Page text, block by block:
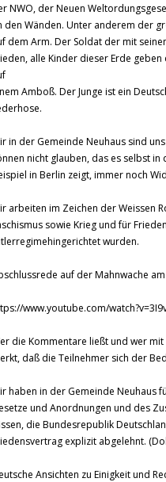
NWO, der Neuen
den Wänden. Unter anderem der
dem Arm. Der Soldat der mit
alle Kinder dieser Erde
Amboß. Der Junge ist ein
in der Gemeinde Neuhaus sind
nicht glauben, das es selbst
in Berlin zeigt, immer noch
arbeiten im Zeichen der Weissen
sowie Krieg und für
wurden.
auf der Mahnwache
www.youtube.com/
die Kommentare ließt und wer
daß die Teilnehmer sich der
haben in der Gemeinde Neuhaus
und Anordnungen und des
die Bundesrepublik
explizit abgelehnt.
Ansichten zu Einigkeit und